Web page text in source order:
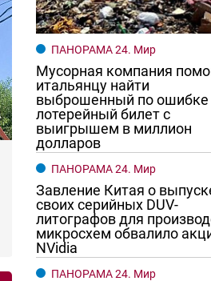
ПАНОРАМА 24. Мир
Мусорная компания
итальянцу найти
выброшенный по ошибке
лотерейный билет с
выигрышем в миллион
долларов
ПАНОРАМА 24. Мир
Завление Китая о
своих серийных DUV-
литографов для
микросхем обвалило
NVidia
ПАНОРАМА 24. Мир